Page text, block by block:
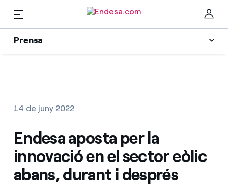
Prensa
Premsa
Troba la tarifa que més et convé
Recursos
Col·leccions
CA
14 de juny 2022
Endesa aposta per la
innovació en el sector eòlic
abans, durant i després